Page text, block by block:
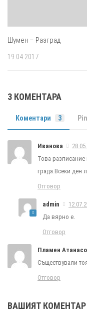
Шумен – Разград
19.04.2017
3 КОМЕНТАРА
Коментари 3
Иванова
Това
града.Всеки ден
Отговор
admin
Да вярно е.
Отговор
Пламен
Съществували
Отговор
ВАШИЯТ КОМЕНТАР